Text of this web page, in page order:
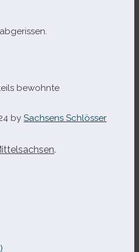
bewohnte
by Sachsens Schlösser
.